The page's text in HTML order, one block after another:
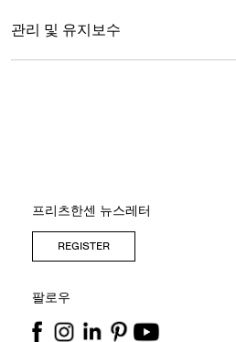
관리 및 유지보수
프리츠한센 뉴스레터
REGISTER
팔로우